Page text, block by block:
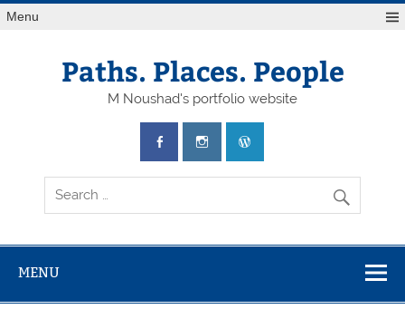
Skip
toMenu
Paths. Places. People
M Noushad's portfolio website
MENU